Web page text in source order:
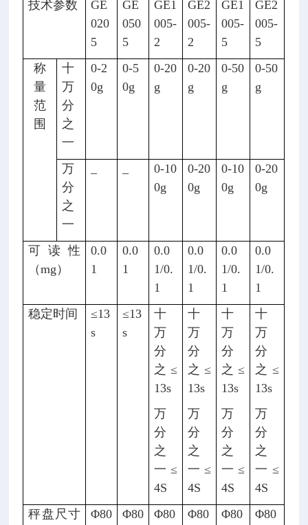
技术参数
GE
020
5
GE
050
5
GE1
005-
2
GE2
005-
2
GE1
005-
5
GE2
005-
5
称
量
范
围
十
万
分
之
一
0-2
0g
0-5
0g
0-20
g
0-20
g
0-50
g
0-50
g
万
分
之
一
0-10
0g
0-20
0g
0-10
0g
0-20
0g
可读性
（mg）
0.0
1
0.0
1
0.0
1/0.
1
0.0
1/0.
1
0.0
1/0.
1
0.0
1/0.
1
稳定时间
≤13
s
≤13
s
十
万
分
之≤
13s
万
分
之
一≤
4S
十
万
分
之≤
13s
万
分
之
一≤
4S
十
万
分
之≤
13s
万
分
之
一≤
4S
十
万
分
之≤
13s
万
分
之
一≤
4S
秤盘尺寸
Φ80 Φ80 Φ80 Φ80 Φ80 Φ80